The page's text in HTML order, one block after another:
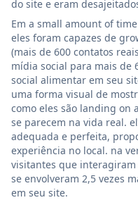
do site e eram
Em a small amount of
eles foram capazes de
(mais de 600 contatos
mídia social para mais de
social alimentar em seu
uma forma visual de
como eles são landing on
se parecem na vida real.
adequada e perfeita,
experiência no local. na
visitantes que
se envolveram 2,5 vezes
em seu site.